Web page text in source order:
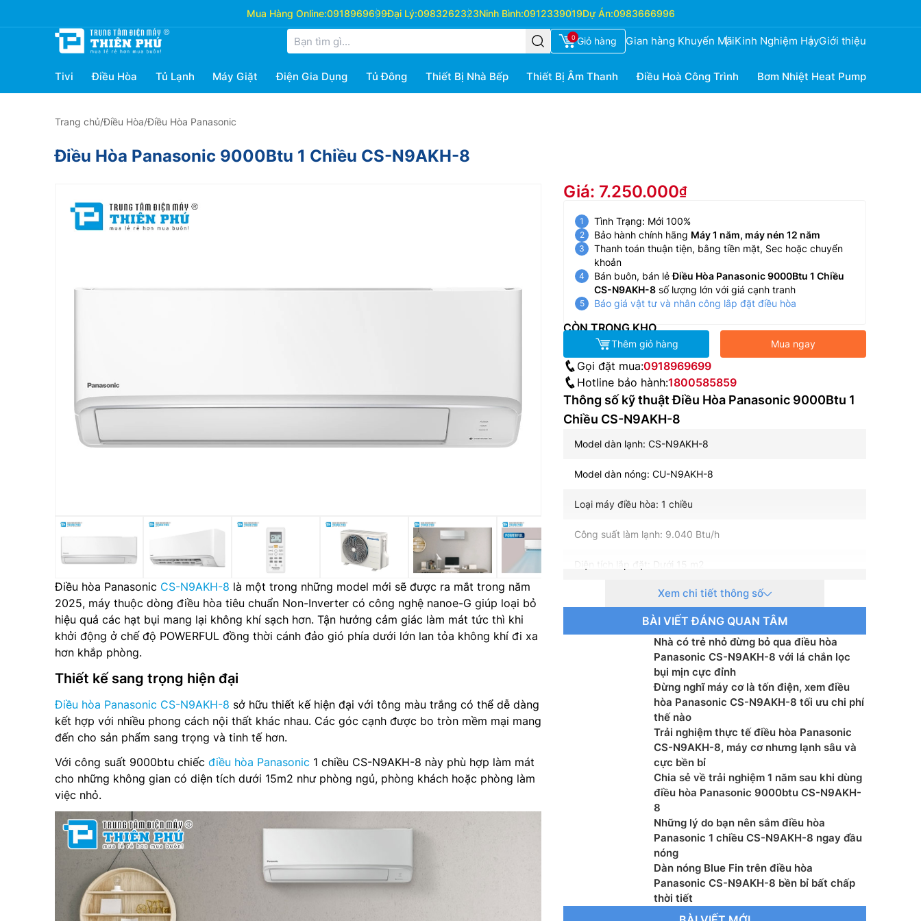
Mua Hàng Online:0918969699Đại Lý:0983262323Ninh Bình:0912339019Dự Án:0983666996
0 Giỏ hàng Gian hàng Khuyến MãiKinh Nghiệm HayGiới thiệu
Tivi Điều Hòa Tủ Lạnh Máy Giặt Điện Gia Dụng Tủ Đông Thiết Bị Nhà Bếp Thiết Bị Âm Thanh Điều Hoà Công Trình Bơm Nhiệt Heat Pump
Trang chủ/Điều Hòa/Điều Hòa Panasonic
Điều Hòa Panasonic 9000Btu 1 Chiều CS-N9AKH-8
Điều hòa Panasonic CS-N9AKH-8 là một trong những model mới sẽ được ra mắt trong năm
2025, máy thuộc dòng điều hòa tiêu chuẩn Non-Inverter có công nghệ nanoe-G giúp loại bỏ
hiệu quả các hạt bụi mang lại không khí sạch hơn. Tận hưởng cảm giác làm mát tức thì khi
khởi động ở chế độ POWERFUL đồng thời cánh đảo gió phía dưới lớn lan tỏa không khí đi xa
hơn khắp phòng.
Thiết kế sang trọng hiện đại
Điều hòa Panasonic CS-N9AKH-8 sở hữu thiết kế hiện đại với tông màu trắng có thể dễ dàng
kết hợp với nhiều phong cách nội thất khác nhau. Các góc cạnh được bo tròn mềm mại mang
đến cho sản phẩm sang trọng và tinh tế hơn.
Với công suất 9000btu chiếc điều hòa Panasonic 1 chiều CS-N9AKH-8 này phù hợp làm mát
cho những không gian có diện tích dưới 15m2 như phòng ngủ, phòng khách hoặc phòng làm
việc nhỏ.
Giá: 7.250.000
Tình Trạng: Mới 100%
Bảo hành chính hãng Máy 1 năm, máy nén 12 năm
Thanh toán thuận tiện, bằng tiền mặt, Sec hoặc chuyển
khoản
Bán buôn, bán lẻĐiều Hòa Panasonic 9000Btu 1 Chiều
CS-N9AKH-8 số lượng lớn với giá cạnh tranh
Báo giá vật tư và nhân công lắp đặt điều hòa
CÒN TRONG KHO
Thêm giỏ hàng Mua ngay
Gọi đặt mua:0918969699
Hotline bảo hành:1800585859
Thông số kỹ thuật Điều Hòa Panasonic 9000Btu 1
Chiều CS-N9AKH-8
Model dàn lạnh: CS-N9AKH-8
Model dàn nóng: CU-N9AKH-8
Loại máy điều hòa: 1 chiều
Công suất làm lạnh: 9.040 Btu/h
Diện tích lắp đặt: Dưới 15 m2
Nguồn điện: 1 pha, 220-240 V, 50-60 Hz
Điện năng tiêu thụ (làm lạnh): 760 W
Công nghệ inverter: Không
Lưu lượng gió: 10.4 m3/h
Môi chất lạnh: R32
Kích thước dàn lạnh (RxCxS): 765 x 290 x 214 mm
Trọng lượng dàn lạnh: 8 kg
Kích thước dàn nóng (RxCxS): 650 x 490 x 230 mm
Trọng lượng dàn nóng: 22 kg
Kích thước đường ống (lỏng/gas): 6/10 mm
Nơi sản xuất: Indonesia
Xem chi tiết thông số
BÀI VIẾT ĐÁNG QUAN TÂM
Nhà có trẻ nhỏ đừng bỏ qua điều hòa
Panasonic CS-N9AKH-8 với lá chắn lọc
bụi mịn cực đỉnh
Đừng nghĩ máy cơ là tốn điện, xem điều
hòa Panasonic CS-N9AKH-8 tối ưu chi phí
thế nào
Trải nghiệm thực tế điều hòa Panasonic
CS-N9AKH-8, máy cơ nhưng lạnh sâu và
cực bền bỉ
Chia sẻ về trải nghiệm 1 năm sau khi dùng
điều hòa Panasonic 9000btu CS-N9AKH-
8
Những lý do bạn nên sắm điều hòa
Panasonic 1 chiều CS-N9AKH-8 ngay đầu
nóng
Dàn nóng Blue Fin trên điều hòa
Panasonic CS-N9AKH-8 bền bỉ bất chấp
thời tiết